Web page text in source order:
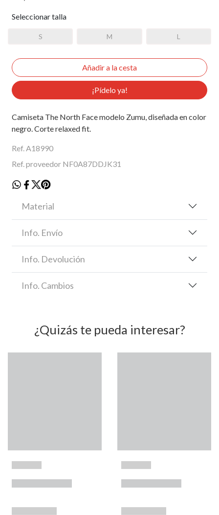
Seleccionar talla
S M L
¡Pídelo ya!
Camiseta The North Face modelo Zumu, diseñada en color
negro. Corte relaxed fit.
Ref. A18990
Ref. proveedor NF0A87DDJK31
Material
Info. Envío
Info. Devolución
Info. Cambios
¿Quizás te pueda interesar?